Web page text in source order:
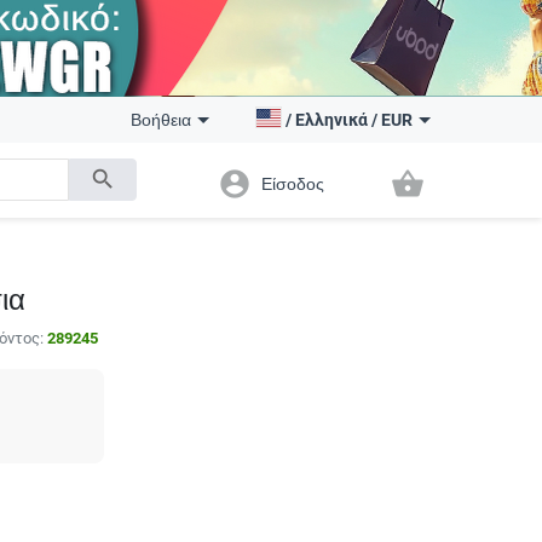
search
Βοήθεια / Ελληνικά/ EUR
account_circle Είσοδος shopping_basket
289245